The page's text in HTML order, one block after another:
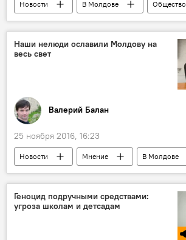
Новости В Молдове
Общество
Республика Молдова
Виорел Морарь
предварительный арест
Наши нелюди ославили Молдову на
весь свет
Валерий Балан
25 ноября 2016, 16:23
Новости Мнение
В Молдове
Общество
Аналитика
коррупция
дети
Геноцид подручными средствами:
угроза школам и детсадам